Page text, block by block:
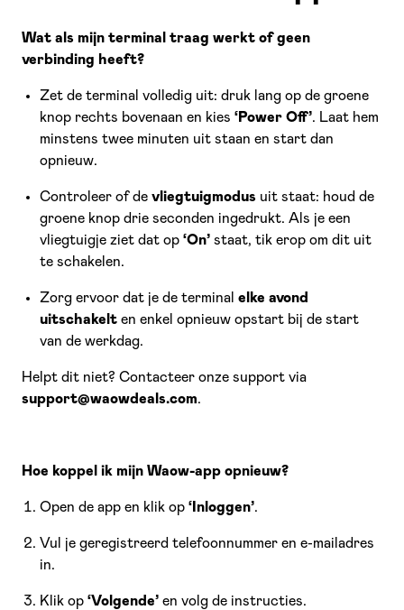
Masz pytanie?
Zarejestruj się PL
Wat als mijn terminal traag werkt of geen
verbinding heeft?
Zet de terminal volledig uit: druk lang op de groene
knop rechts bovenaan en kies ‘Power Off’. Laat hem
minstens twee minuten uit staan en start dan
opnieuw.
Controleer of de vliegtuigmodus uit staat: houd de
groene knop drie seconden ingedrukt. Als je een
vliegtuigje ziet dat op ‘On’ staat, tik erop om dit uit
te schakelen.
Zorg ervoor dat je de terminal elke avond
uitschakelt en enkel opnieuw opstart bij de start
van de werkdag.
Helpt dit niet? Contacteer onze support via
support@waowdeals.com.
Hoe koppel ik mijn Waow-app opnieuw?
Open de app en klik op ‘Inloggen’.
Vul je geregistreerd telefoonnummer en e-mailadres
in.
Klik op ‘Volgende’ en volg de instructies.